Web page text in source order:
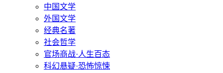
中国文学
外国文学
经典名著
社会哲学
官场商战·人生百态
科幻悬疑·恐怖惊悚